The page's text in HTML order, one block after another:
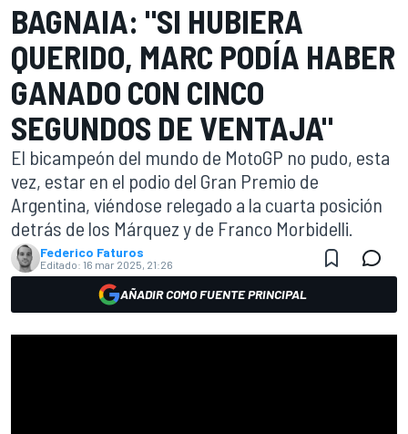
BAGNAIA: "SI HUBIERA
QUERIDO, MARC PODÍA HABER
GANADO CON CINCO
SEGUNDOS DE VENTAJA"
El bicampeón del mundo de MotoGP no pudo, esta
vez, estar en el podio del Gran Premio de
Argentina, viéndose relegado a la cuarta posición
detrás de los Márquez y de Franco Morbidelli.
Federico Faturos
Editado: 16 mar 2025, 21:26
AÑADIR COMO FUENTE PRINCIPAL